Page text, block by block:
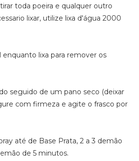
toda poeira e qualquer outro
lixar, utilize lixa d'água 2000
lixa para remover os
seguido de um pano seco (deixar
com firmeza e agite o frasco por
até de Base Prata, 2 a 3 demão
de 5 minutos.